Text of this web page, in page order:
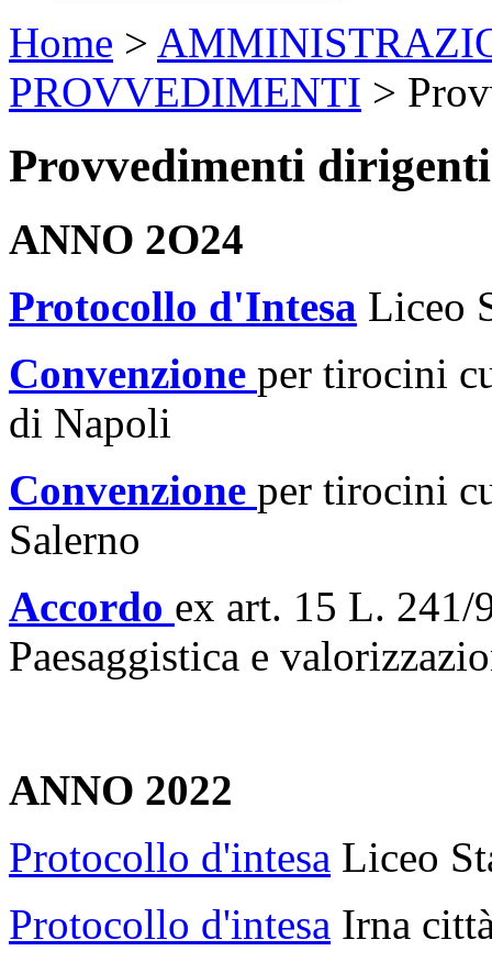
Home >
PROVVEDIMENTI >
Provvedimenti dirigenti
ANNO 2O24
Protocollo d'Intesa Liceo
Convenzione per tirocini
di Napoli
Convenzione per tirocini
Salerno
Accordo ex art. 15 L. 241/
Paesaggistica e
ANNO 2022
Protocollo d'intesa Liceo
Protocollo d'intesa Irna